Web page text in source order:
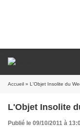
Accueil » L'Objet Insolite du
L'Objet Insolite
Publié le 09/10/2011 à